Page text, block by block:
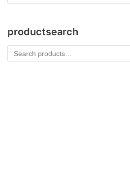
productsearch